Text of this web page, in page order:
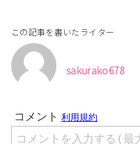
この記事を書いたライター
sakurako678